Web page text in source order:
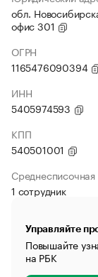
обл.
офис 301
ОГРН
1165476090394
ИНН
5405974593
КПП
540501001
1 сотрудник
Управляйте
Повышайте
на РБК